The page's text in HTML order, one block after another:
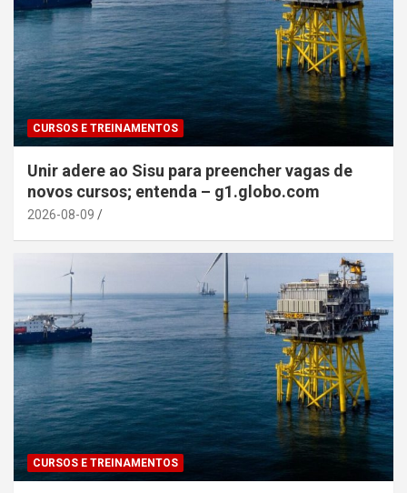
CURSOS E TREINAMENTOS
Unir adere ao Sisu para preencher vagas de
novos cursos; entenda – g1.globo.com
2026-08-09
CURSOS E TREINAMENTOS